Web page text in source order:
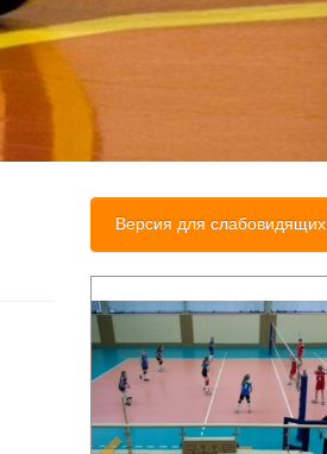
Версия для слабовидящих
Previous